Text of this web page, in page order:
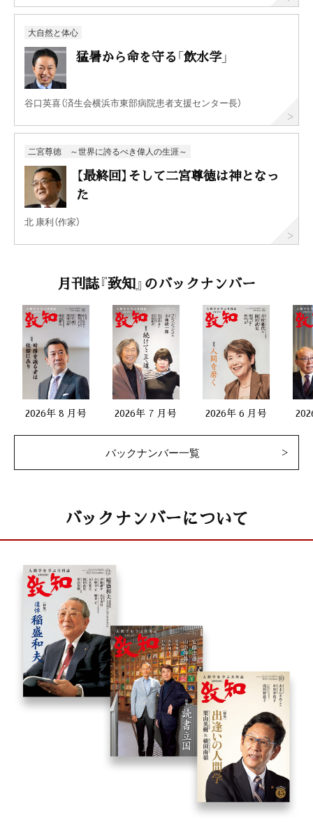
大自然と体心
猛暑から命を守る「飲水学」
谷口英喜（済生会横浜市東部病院患者支援センター長）
二宮尊徳 ～世界に誇るべき偉人の生涯～
【最終回】そして二宮尊徳は神となっ
た
北 康利（作家）
月刊誌『致知』のバックナンバー
2026年 8 月号 2026年 7 月号 2026年 6 月号
バックナンバー一覧
バックナンバーについて